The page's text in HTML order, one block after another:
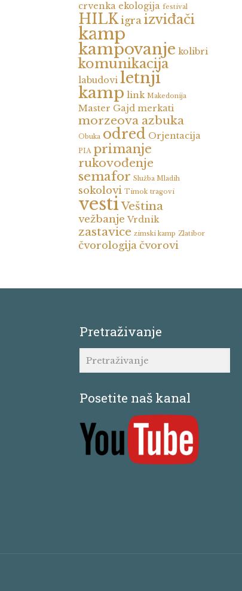
crvenka ekologija festival
HILKigraizviđači
kamp
kampovanje kolibri
komunikacija
labudovi letnji
kamp link Makedonija
Master Gajd merkati
morzeova azbuka
Obuka odred Orjentacija
PIA primanje
rukovođenje
semafor Služba Mladih
sokolovi Timok tragovi
vesti Veština
vežbanje Vrdnik
zastavice zimski kamp Zlatibor
čvorologijačvorovi
Pretraživanje
Posetite naš kanal